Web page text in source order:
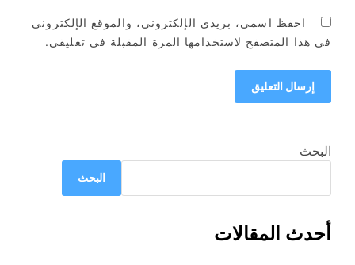
احفظ اسمي، بريدي الإلكتروني، والموقع الإلكتروني
في هذا المتصفح لاستخدامها المرة المقبلة في تعليقي.
البحث
البحث
أحدث المقالات